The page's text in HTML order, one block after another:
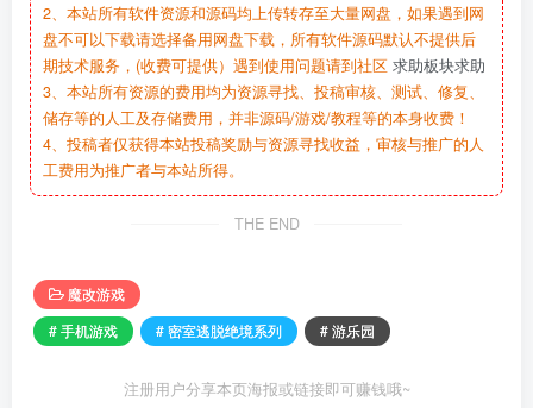
2、本站所有软件资源和源码均上传转存至大量网盘，如果遇到网
盘不可以下载请选择备用网盘下载，所有软件源码默认不提供后
期技术服务，(收费可提供）遇到使用问题请到社区 求助板块求助
3、本站所有资源的费用均为资源寻找、投稿审核、测试、修复、
储存等的人工及存储费用，并非源码/游戏/教程等的本身收费！
4、投稿者仅获得本站投稿奖励与资源寻找收益，审核与推广的人
工费用为推广者与本站所得。
THE END
魔改游戏
# 手机游戏
# 密室逃脱绝境系列 # 游乐园
注册用户分享本页海报或链接即可赚钱哦~